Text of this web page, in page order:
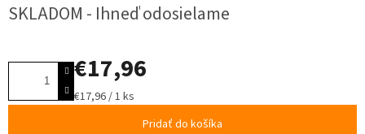
SKLADOM - Ihneď odosielame
€17,96
Jednotková
€17,96 / 1 ks
Pridať do košíka